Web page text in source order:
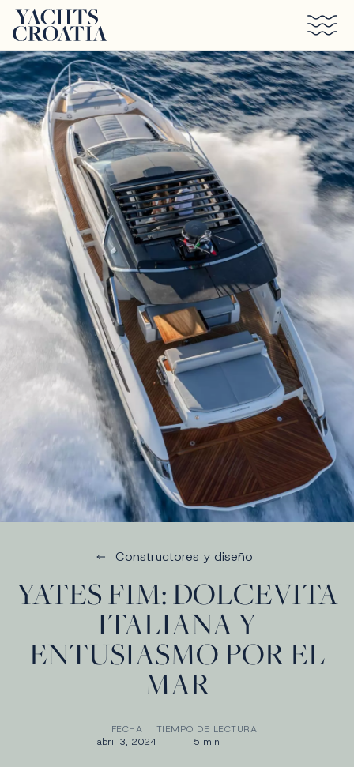
Saltar al contenido principal
Constructores y diseño
YATES FIM: DOLCEVITA
ITALIANA Y
ENTUSIASMO POR EL
MAR
FECHA
abril 3, 2024
TIEMPO DE LECTURA
5 min